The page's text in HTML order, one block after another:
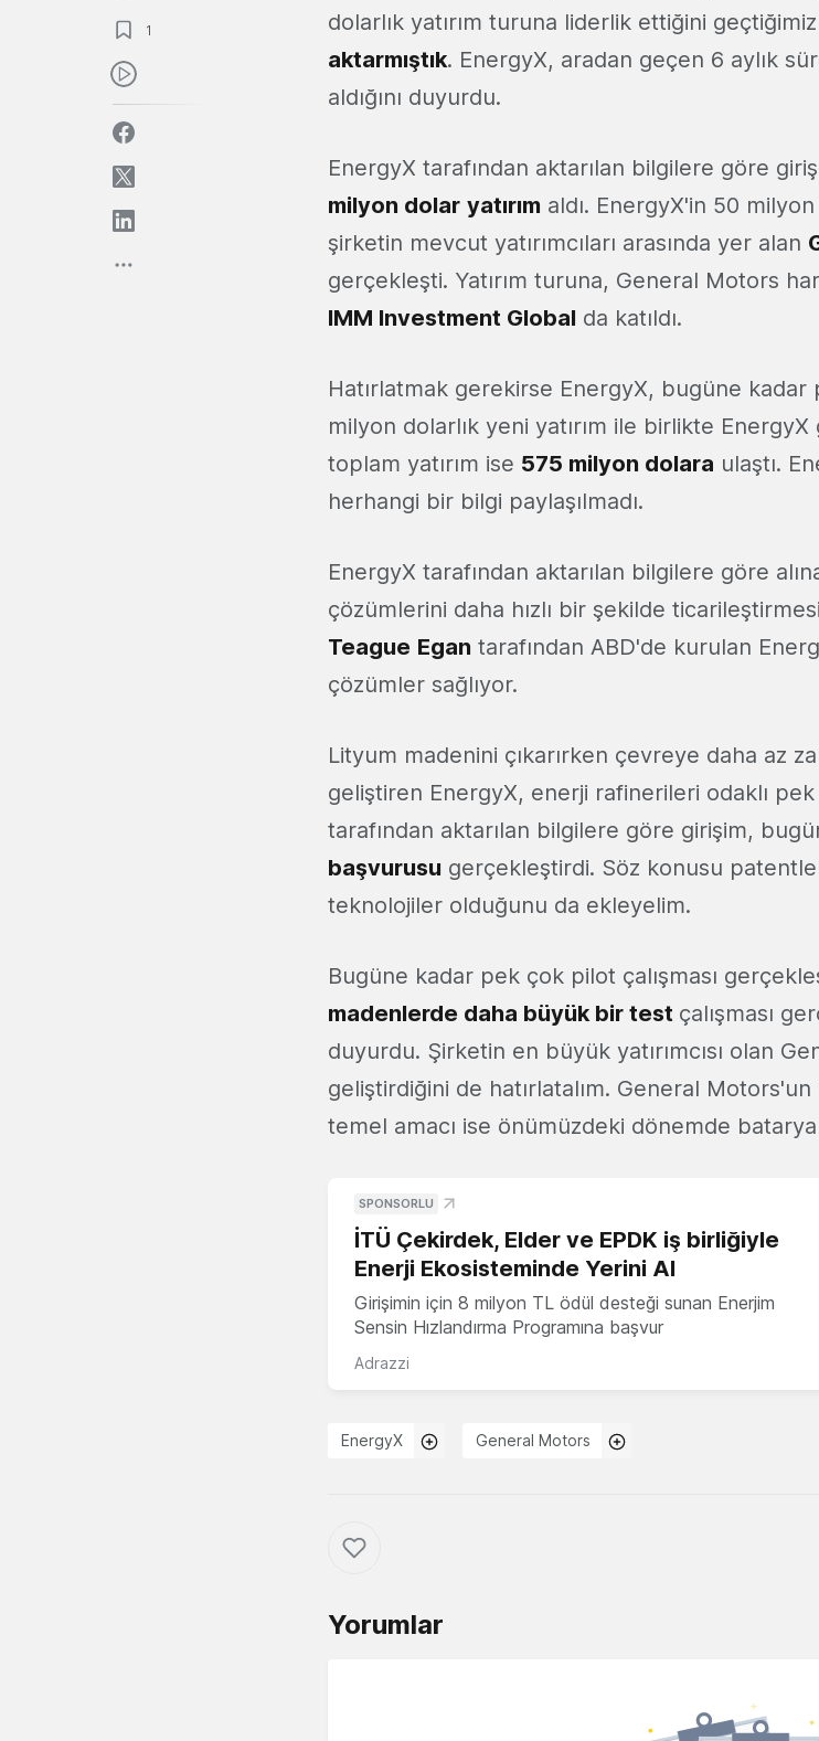
1
dolarlık yatırım turuna liderlik ettiğini
aktarmıştık. EnergyX, aradan geçen 6 aylık
aldığını duyurdu.
EnergyX tarafından aktarılan bilgilere göre
milyon dolar yatırım aldı. EnergyX'in 50
şirketin mevcut yatırımcıları arasında yer alan
gerçekleşti. Yatırım turuna, General Motors
IMM Investment Global da katıldı.
Hatırlatmak gerekirse EnergyX, bugüne kadar
milyon dolarlık yeni yatırım ile birlikte
toplam yatırım ise 575 milyon dolara ulaştı.
herhangi bir bilgi paylaşılmadı.
EnergyX tarafından aktarılan bilgilere göre
çözümlerini daha hızlı bir şekilde
Teague Egan tarafından ABD'de kurulan
çözümler sağlıyor.
Lityum madenini çıkarırken çevreye daha az
geliştiren EnergyX, enerji rafinerileri odaklı
tarafından aktarılan bilgilere göre girişim,
başvurusu gerçekleştirdi. Söz konusu
teknolojiler olduğunu da ekleyelim.
Bugüne kadar pek çok pilot çalışması
madenlerde daha büyük bir test çalışması
duyurdu. Şirketin en büyük yatırımcısı olan
geliştirdiğini de hatırlatalım. General Motors'un
temel amacı ise önümüzdeki dönemde
SPONSORLU
İTÜ Çekirdek, Elder ve EPDK iş birliğiyle
Enerji Ekosisteminde Yerini Al
Girişimin için 8 milyon TL ödül desteği sunan Enerjim
Sensin Hızlandırma Programına başvur
Adrazzi
EnergyX General Motors
Yorumlar